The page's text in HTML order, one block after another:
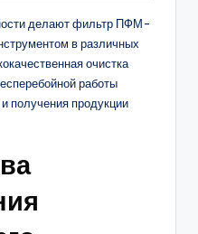
делают фильтр ПФМ-
в различных
очистка
работы
получения продукции